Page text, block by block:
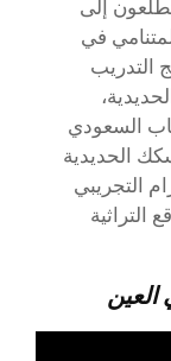
إلى
في
التدريب
السعودي
الحديدية
التجريبي
التراثية